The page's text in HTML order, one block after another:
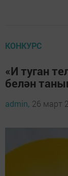
КОНКУРС
«И туган
белән
admin, 26 март